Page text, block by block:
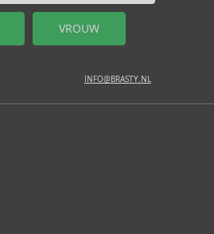
VROUW
INFO@BRASTY.NL